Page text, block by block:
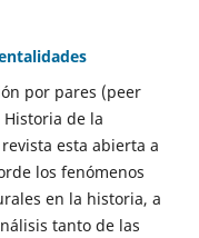
por pares (peer
de la
esta abierta a
los fenómenos
en la historia, a
tanto de las